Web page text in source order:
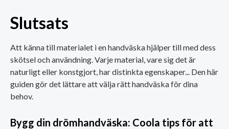
Slutsats
Att känna till materialet i en handväska hjälper till med dess
skötsel och användning. Varje material, vare sig det är
naturligt eller konstgjort, har distinkta egenskaper... Den här
guiden gör det lättare att välja rätt handväska för dina
behov.
Bygg din drömhandväska: Coola tips för att